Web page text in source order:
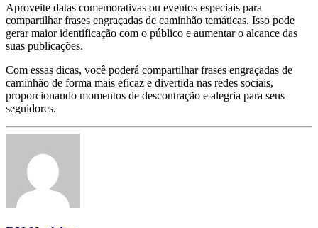
Aproveite datas comemorativas ou eventos especiais para
compartilhar frases engraçadas de caminhão temáticas. Isso pode
gerar maior identificação com o público e aumentar o alcance das
suas publicações.
Com essas dicas, você poderá compartilhar frases engraçadas de
caminhão de forma mais eficaz e divertida nas redes sociais,
proporcionando momentos de descontração e alegria para seus
seguidores.